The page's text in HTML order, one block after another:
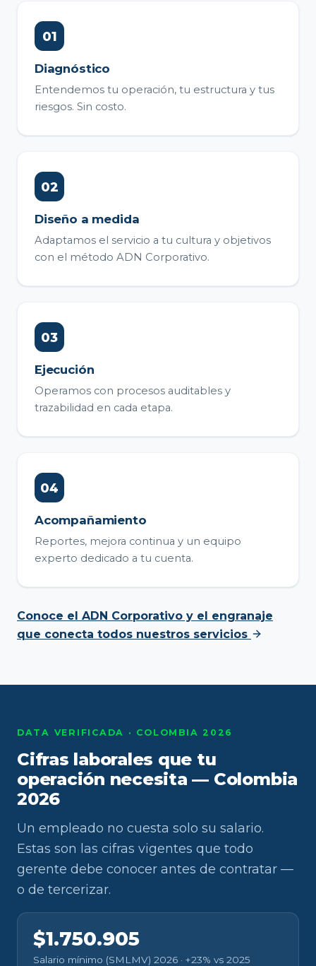
Diagnóstico
Entendemos tu operación, tu estructura y tus
riesgos. Sin costo.
Diseño a medida
Adaptamos el servicio a tu cultura y objetivos
con el método ADN Corporativo.
Ejecución
Operamos con procesos auditables y
trazabilidad en cada etapa.
Acompañamiento
Reportes, mejora continua y un equipo
experto dedicado a tu cuenta.
Conoce el ADN Corporativo y el engranaje
que conecta todos nuestros servicios
DATA VERIFICADA · COLOMBIA 2026
Cifras laborales que tu
operación necesita — Colombia
2026
Un empleado no cuesta solo su salario.
Estas son las cifras vigentes que todo
gerente debe conocer antes de contratar —
o de tercerizar.
$1.750.905
Salario mínimo (SMLMV) 2026 · +23% vs 2025